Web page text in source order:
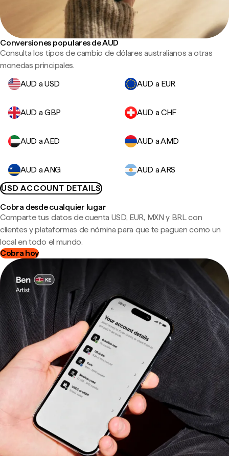
Conversiones populares de AUD
Consulta los tipos de cambio de dólares australianos a otras
monedas principales.
AUD a USD
AUD a EUR
AUD a GBP AUD a CHF
AUD a AED AUD a AMD
AUD a ANG
AUD a ARS
USD ACCOUNT DETAILS
Cobra desde cualquier lugar
Comparte tus datos de cuenta USD, EUR, MXN y BRL con
clientes y plataformas de nómina para que te paguen como un
local en todo el mundo.
Cobra hoy